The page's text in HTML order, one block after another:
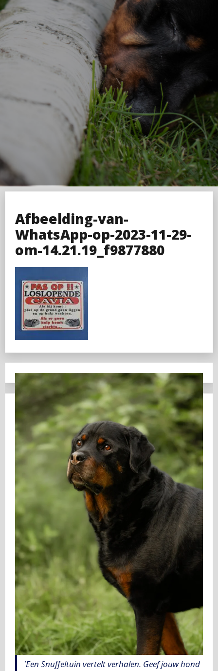
Afbeelding-van-
WhatsApp-op-2023-11-29-
om-14.21.19_f9877880
'Een Snuffeltuin vertelt verhalen. Geef jouw hond